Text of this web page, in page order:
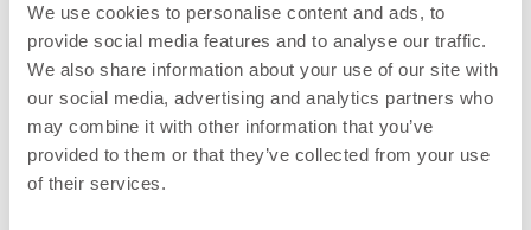
We use cookies to personalise content and ads, to
provide social media features and to analyse our traffic.
We also share information about your use of our site with
our social media, advertising and analytics partners who
may combine it with other information that you’ve
provided to them or that they’ve collected from your use
of their services.
Die ausgewählten SB-Patienten verwendeten TAI
alle zwei Tage für 3 Monate, dann wurden
Veränderungen der Darmfunktion, der Urinkultur
und der Mikrobiota gemessen.